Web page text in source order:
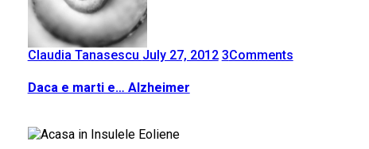
Claudia Tanasescu July 27, 2012 3Comments
Daca e marti e… Alzheimer